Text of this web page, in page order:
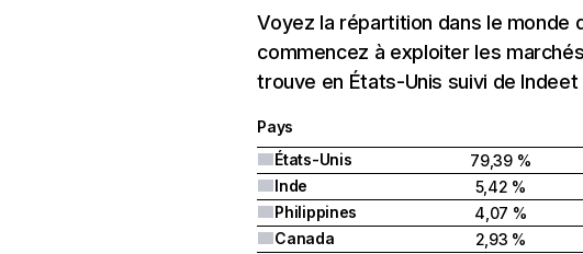
Voyez la répartition dans le
commencez à exploiter les
trouve en États-Unis suivi de Indeet
Pays
États-Unis
79,39 %
Inde
5,42 %
Philippines
4,07 %
Canada
2,93 %